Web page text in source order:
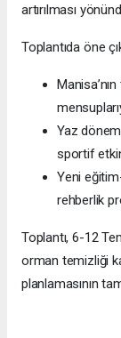
artırılması
Toplantıda öne
Yaz
sportif
Yeni
rehberlik
Toplantı, 6-12
orman temizliği
planlamasının